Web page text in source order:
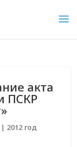
акта
ПСКР
2012 год